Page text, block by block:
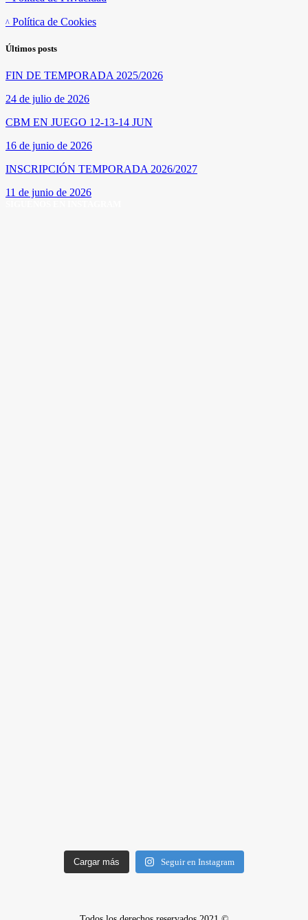
Política de Cookies
Últimos posts
FIN DE TEMPORADA 2025/2026
24 de julio de 2026
CBM EN JUEGO 12-13-14 JUN
16 de junio de 2026
INSCRIPCIÓN TEMPORADA 2026/2027
11 de junio de 2026
Cargar más Seguir en Instagram